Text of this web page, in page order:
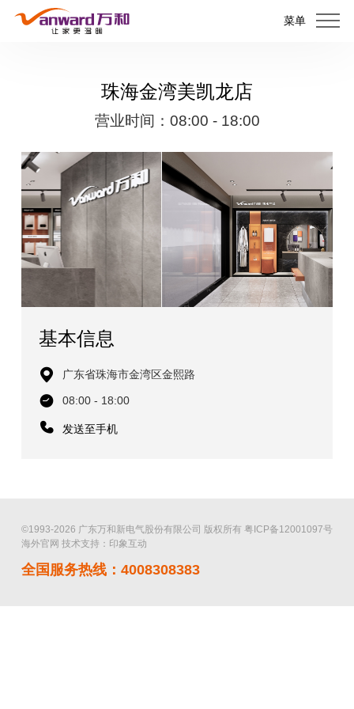
菜单
珠海金湾美凯龙店
营业时间：08:00 - 18:00
基本信息
广东省珠海市金湾区金熙路
08:00 - 18:00
发送至手机
©1993-2026 广东万和新电气股份有限公司 版权所有 粤ICP备12001097号
海外官网 技术支持：印象互动
全国服务热线：4008308383